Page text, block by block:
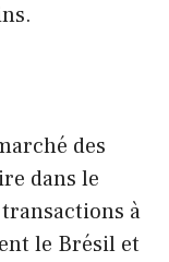
des
dans le
à
le Brésil et